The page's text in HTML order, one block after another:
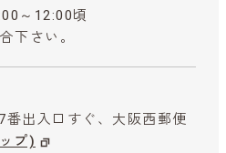
～12:00頃
下さい。
番出入口すぐ、大阪西郵便
プ)